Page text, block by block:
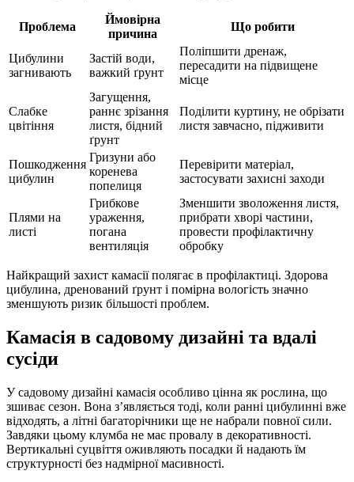
Проблема
Ймовірна
причина
Що робити
Цибулини
загнивають
Застій води,
важкий ґрунт
Поліпшити дренаж,
пересадити на підвищене
місце
Слабке
цвітіння
Загущення,
раннє зрізання
листя, бідний
ґрунт
Поділити куртину, не обрізати
листя завчасно, підживити
Пошкодження
цибулин
Гризуни або
коренева
попелиця
Перевірити матеріал,
застосувати захисні заходи
Плями на
листі
Грибкове
ураження,
погана
вентиляція
Зменшити зволоження листя,
прибрати хворі частини,
провести профілактичну
обробку
Найкращий захист камасії полягає в профілактиці. Здорова
цибулина, дренований ґрунт і помірна вологість значно
зменшують ризик більшості проблем.
Камасія в садовому дизайні та вдалі
сусіди
У садовому дизайні камасія особливо цінна як рослина, що
зшиває сезон. Вона з’являється тоді, коли ранні цибулинні вже
відходять, а літні багаторічники ще не набрали повної сили.
Завдяки цьому клумба не має провалу в декоративності.
Вертикальні суцвіття оживляють посадки й надають їм
структурності без надмірної масивності.